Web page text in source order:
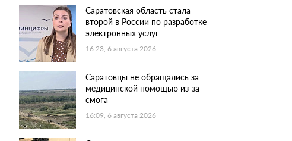
Саратовская область стала
второй в России по разработке
электронных услуг
16:23, 6 августа 2026
Саратовцы не обращались за
медицинской помощью из-за
смога
16:09, 6 августа 2026